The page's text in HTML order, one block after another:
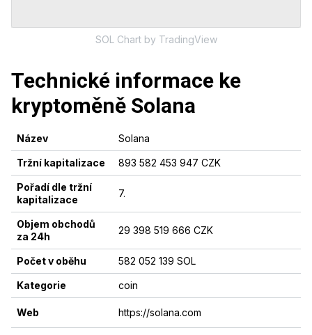
SOL Chart by TradingView
Technické informace ke
kryptoměně Solana
Název Solana
Tržní kapitalizace 893 582 453 947 CZK
Pořadí dle tržní
kapitalizace
7.
Objem obchodů
za 24h
29 398 519 666 CZK
Počet v oběhu 582 052 139 SOL
Kategorie coin
Web https://solana.com